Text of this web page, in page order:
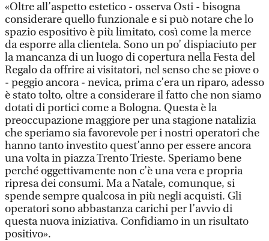
«Oltre all’aspetto estetico - osserva Osti - bisogna
considerare quello funzionale e si può notare che lo
spazio espositivo è più limitato, così come la merce
da esporre alla clientela. Sono un po’ dispiaciuto per
la mancanza di un luogo di copertura nella Festa del
Regalo da offrire ai visitatori, nel senso che se piove o
- peggio ancora - nevica, prima c’era un riparo, adesso
è stato tolto, oltre a considerare il fatto che non siamo
dotati di portici come a Bologna. Questa è la
preoccupazione maggiore per una stagione natalizia
che speriamo sia favorevole per i nostri operatori che
hanno tanto investito quest’anno per essere ancora
una volta in piazza Trento Trieste. Speriamo bene
perché oggettivamente non c’è una vera e propria
ripresa dei consumi. Ma a Natale, comunque, si
spende sempre qualcosa in più negli acquisti. Gli
operatori sono abbastanza carichi per l’avvio di
questa nuova iniziativa. Confidiamo in un risultato
positivo».